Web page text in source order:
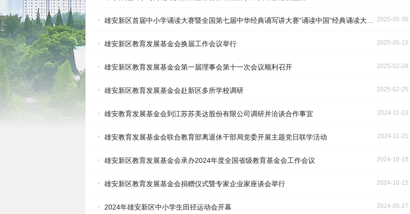
2025-05-30
雄安新区首届中小学诵读大赛暨全国第七届中华经典诵写讲大赛“诵读中国”经典诵读大赛雄安选拔赛举办
2025-05-15
雄安新区教育发展基金会换届工作会议举行
2025-02-28
雄安新区教育发展基金会第一届理事会第十一次会议顺利召开
2025-02-25
雄安新区教育发展基金会赴新区多所学校调研
2024-11-23
雄安教育发展基金会到江苏苏美达股份有限公司调研并洽谈合作事宜
2024-11-21
雄安教育发展基金会联合教育部离退休干部局党委开展主题党日联学活动
2024-10-18
雄安新区教育发展基金会承办2024年度全国省级教育基金会工作会议
2024-10-15
雄安新区教育发展基金会捐赠仪式暨专家企业家座谈会举行
2024-05-27
2024年雄安新区中小学生田径运动会开幕